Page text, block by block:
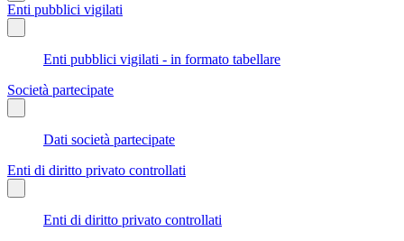
Enti pubblici vigilati
Enti pubblici vigilati - in formato tabellare
Società partecipate
Dati società partecipate
Enti di diritto privato controllati
Enti di diritto privato controllati